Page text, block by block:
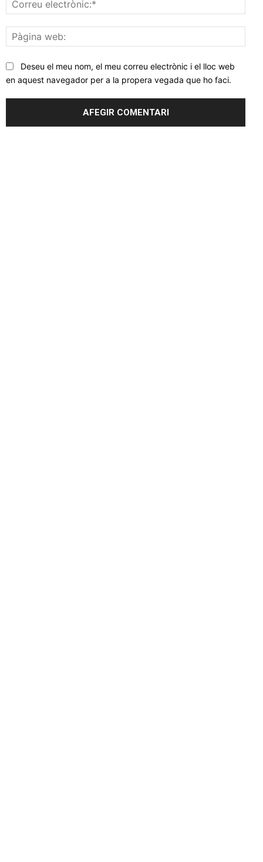
web:
Deseu el meu nom, el meu correu electrònic i el lloc web
en aquest navegador per a la propera vegada que ho faci.